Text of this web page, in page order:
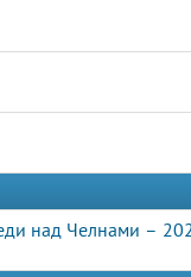
над Челнами –